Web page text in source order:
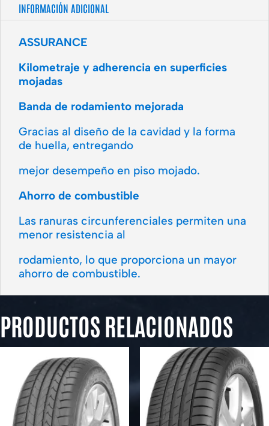
INFORMACIÓN ADICIONAL
ASSURANCE
Kilometraje y adherencia en superficies
mojadas
Banda de rodamiento mejorada
Gracias al diseño de la cavidad y la forma
de huella, entregando
mejor desempeño en piso mojado.
Ahorro de combustible
Las ranuras circunferenciales permiten una
menor resistencia al
rodamiento, lo que proporciona un mayor
ahorro de combustible.
PRODUCTOS RELACIONADOS